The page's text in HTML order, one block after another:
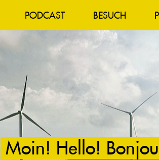
PODCAST BESUCH
Moin! Hello!